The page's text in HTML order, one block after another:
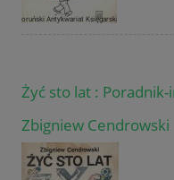
Żyć sto lat :
Zbigniew Cendrowski